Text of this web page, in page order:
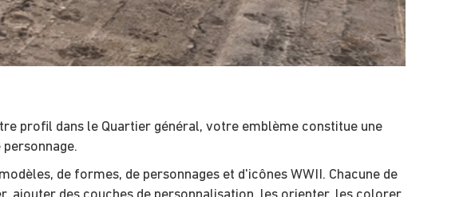
profil dans le Quartier général, votre emblème constitue une
de formes, de personnages et d'icônes WWII. Chacune de